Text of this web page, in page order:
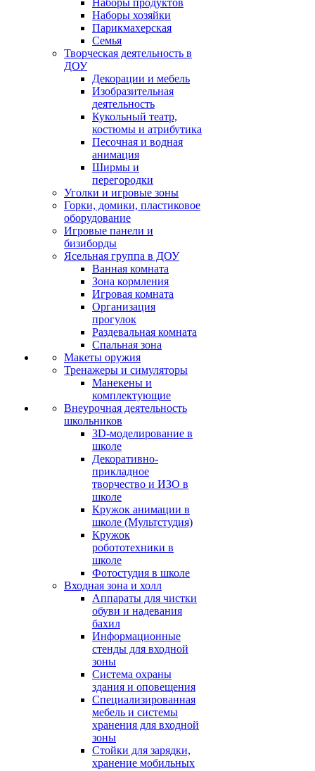
Наборы продуктов
Наборы хозяйки
Парикмахерская
Семья
Творческая деятельность в
ДОУ
Декорации и мебель
Изобразительная
деятельность
Кукольный театр,
костюмы и атрибутика
Песочная и водная
анимация
Ширмы и
перегородки
Уголки и игровые зоны
Горки, домики, пластиковое
оборудование
Игровые панели и
бизиборды
Ясельная группа в ДОУ
Ванная комната
Зона кормления
Игровая комната
Организация
прогулок
Раздевальная комната
Спальная зона
Макеты оружия
Тренажеры и симуляторы
Манекены и
комплектующие
Внеурочная деятельность
школьников
3D-моделирование в
школе
Декоративно-
прикладное
творчество и ИЗО в
школе
Кружок анимации в
школе (Мультстудия)
Кружок
робототехники в
школе
Фотостудия в школе
Входная зона и холл
Аппараты для чистки
обуви и надевания
бахил
Информационные
стенды для входной
зоны
Система охраны
здания и оповещения
Специализированная
мебель и системы
хранения для входной
зоны
Стойки для зарядки,
хранение мобильных